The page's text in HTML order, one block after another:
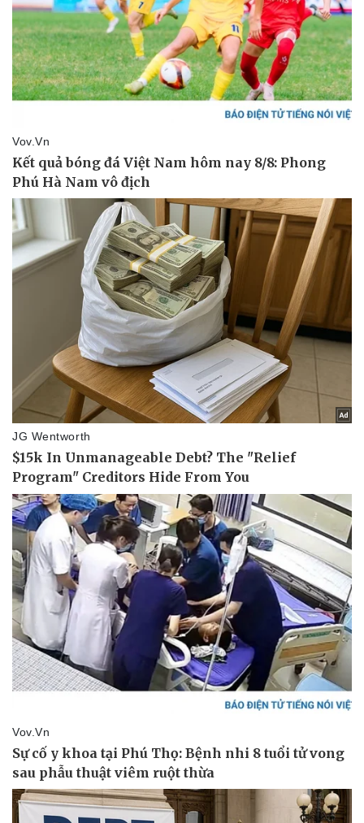
Sức khỏe
Dinh dưỡng - món ngon
Cây thuốc
Sản phụ khoa
Nhi khoa
Nam khoa
Làm đẹp - giảm cân
Phòng mạch online
Ăn sạch sống khỏe
Đời sống
Nhà đẹp
Blog
Tình yêu - Gia đình